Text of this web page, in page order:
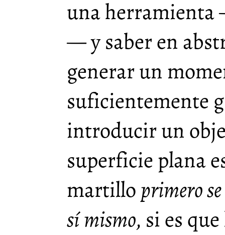
una
— y saber en
generar un
suficientemente
introducir un
superficie plana
martilloprimero
sí mismo, si es